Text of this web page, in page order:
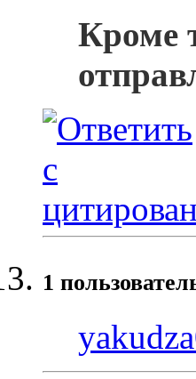
Кроме
1